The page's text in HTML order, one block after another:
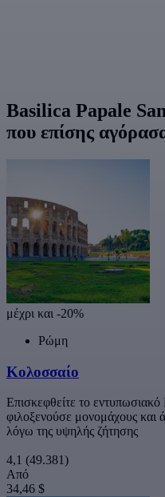
Basilica Papale
που επίσης
μέχρι και -20%
Ρώμη
Κολοσσαίο
Επισκεφθείτε το
φιλοξενούσε μονομάχους και
λόγω της υψηλής ζήτησης
4,1 (49.381)
Από
34,46 $